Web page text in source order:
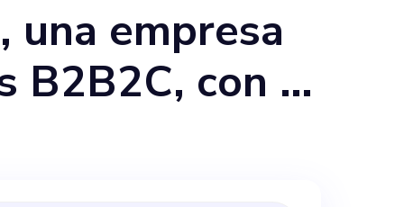
una empresa
B2B2C, con la